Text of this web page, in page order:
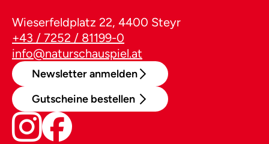
Wieserfeldplatz 22, 4400 Steyr
+43 / 7252 / 81199-0
info@naturschauspiel.at
Newsletter anmelden
Gutscheine bestellen